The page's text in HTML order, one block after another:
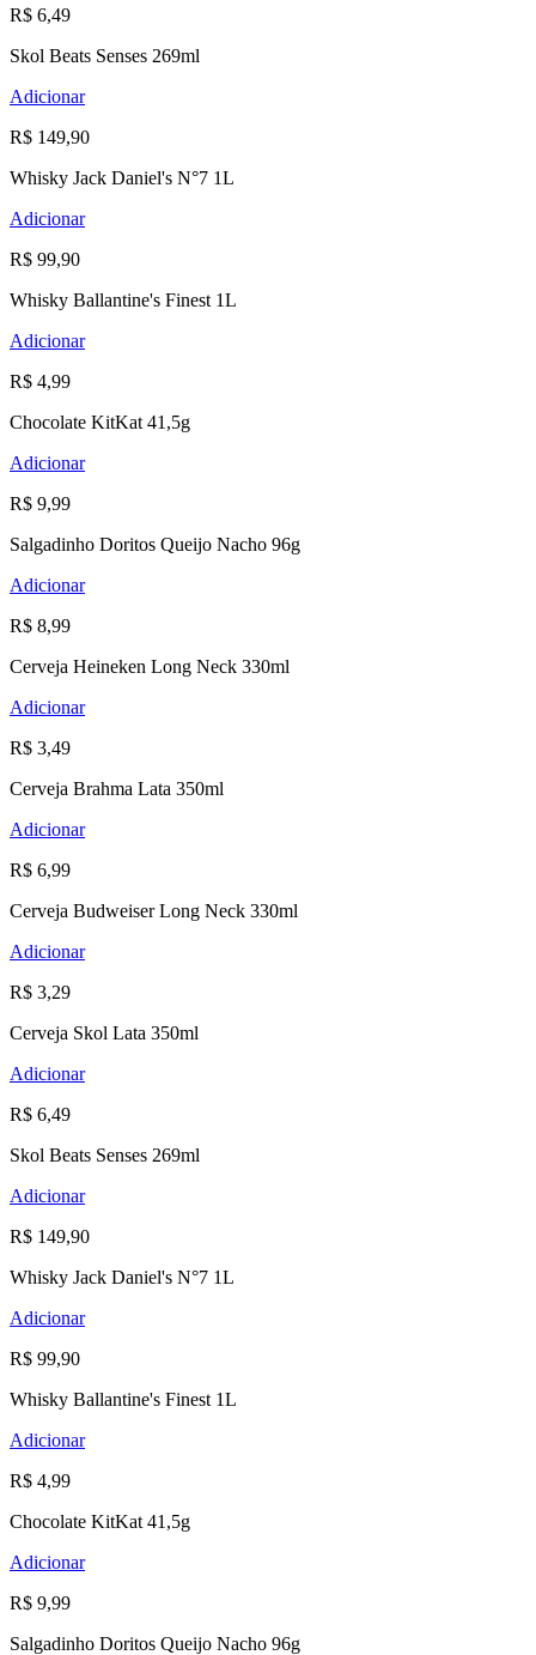
R$ 6,49
Skol Beats Senses 269ml
Adicionar
R$ 149,90
Whisky Jack Daniel's N°7 1L
Adicionar
R$ 99,90
Whisky Ballantine's Finest 1L
Adicionar
R$ 4,99
Chocolate KitKat 41,5g
Adicionar
R$ 9,99
Salgadinho Doritos Queijo Nacho 96g
Adicionar
R$ 8,99
Cerveja Heineken Long Neck 330ml
Adicionar
R$ 3,49
Cerveja Brahma Lata 350ml
Adicionar
R$ 6,99
Cerveja Budweiser Long Neck 330ml
Adicionar
R$ 3,29
Cerveja Skol Lata 350ml
Adicionar
R$ 6,49
Skol Beats Senses 269ml
Adicionar
R$ 149,90
Whisky Jack Daniel's N°7 1L
Adicionar
R$ 99,90
Whisky Ballantine's Finest 1L
Adicionar
R$ 4,99
Chocolate KitKat 41,5g
Adicionar
R$ 9,99
Salgadinho Doritos Queijo Nacho 96g